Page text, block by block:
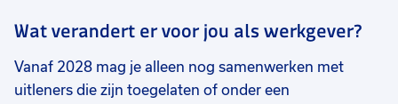
Wat verandert er voor jou als werkgever?
Vanaf 2028 mag je alleen nog samenwerken met
uitleners die zijn toegelaten of onder een